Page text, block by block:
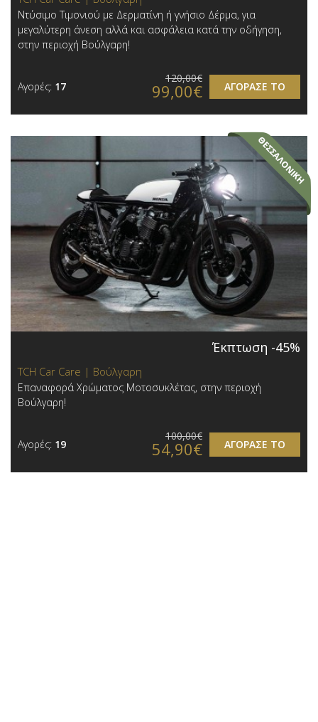
Ντύσιμο Τιμονιού με Δερματίνη ή γνήσιο Δέρμα, για
μεγαλύτερη άνεση αλλά και ασφάλεια κατά την οδήγηση,
στην περιοχή Βούλγαρη!
Αγορές: 17 ΑΓΟΡΑΣΕ ΤΟ
120,00€
99,00€
Έκπτωση -45%
TCH Car Care | Βούλγαρη
Επαναφορά Χρώματος Μοτοσυκλέτας, στην περιοχή
Βούλγαρη!
Αγορές: 19 ΑΓΟΡΑΣΕ ΤΟ
100,00€
54,90€